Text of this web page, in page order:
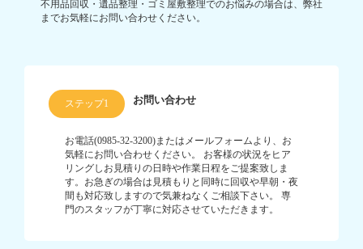
不用品回収・遺品整理・ゴミ屋敷整理でのお悩みの場合は、弊社
までお気軽にお問い合わせください。
ステップ1 お問い合わせ
お電話(0985-32-3200)またはメールフォームより、お
気軽にお問い合わせください。 お客様の状況をヒア
リングしお見積りの日時や作業日程をご提案致しま
す。お急ぎの場合は見積もりと同時に回収や早朝・夜
間も対応致しますので気兼ねなくご相談下さい。 専
門のスタッフが丁寧に対応させていただきます。